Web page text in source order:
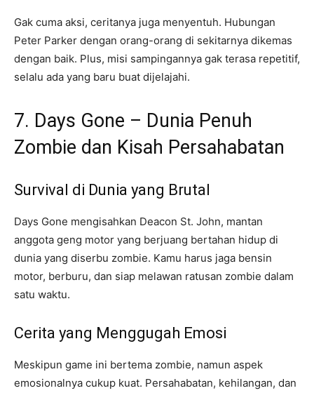
Gak cuma aksi, ceritanya juga menyentuh. Hubungan
Peter Parker dengan orang-orang di sekitarnya dikemas
dengan baik. Plus, misi sampingannya gak terasa repetitif,
selalu ada yang baru buat dijelajahi.
7. Days Gone – Dunia Penuh
Zombie dan Kisah Persahabatan
Survival di Dunia yang Brutal
Days Gone mengisahkan Deacon St. John, mantan
anggota geng motor yang berjuang bertahan hidup di
dunia yang diserbu zombie. Kamu harus jaga bensin
motor, berburu, dan siap melawan ratusan zombie dalam
satu waktu.
Cerita yang Menggugah Emosi
Meskipun game ini bertema zombie, namun aspek
emosionalnya cukup kuat. Persahabatan, kehilangan, dan